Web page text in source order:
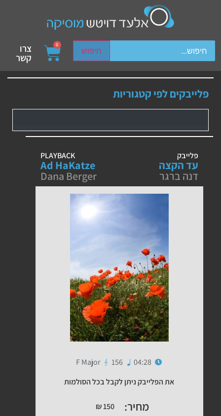
חיפוש
device users, explore by touch or with swipe gestures.
0 צרו
קשר
פלייבקים לפי קטגוריות
פלייבק
עד הקצה
דנה ברגר
PLAYBACK
Ad HaKatze
Dana Berger
04:28
156
F Major
את הפלייבק ניתן לקבל בכל הסולמות
מחיר: ₪150